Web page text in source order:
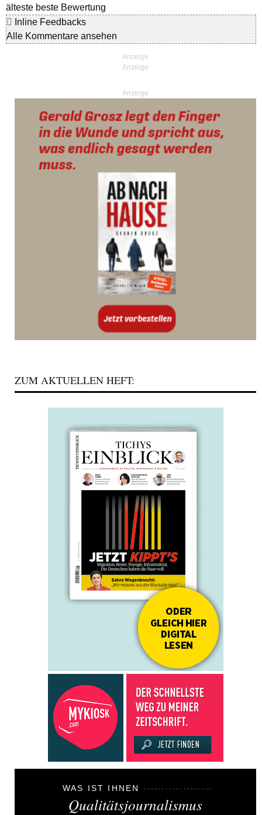
älteste beste Bewertung
Inline Feedbacks
Alle Kommentare ansehen
Anzeige
ZUM AKTUELLEN HEFT:
WAS IST IHNEN
Qualitätsjournalismus